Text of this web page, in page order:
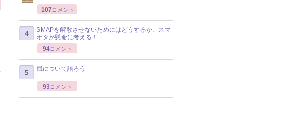
107 コメント
SMAPを解散させないためにはどうするか、スマ
オタが懸命に考える！
94コメント
嵐について語ろう
93コメント